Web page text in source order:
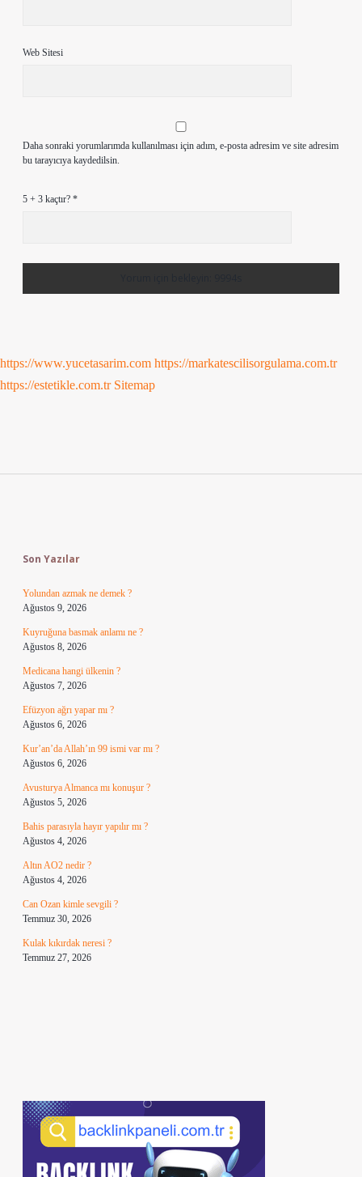
Web Sitesi
Daha sonraki yorumlarımda kullanılması için adım, e-posta adresim ve site adresim
bu tarayıcıya kaydedilsin.
5 + 3 kaçtır? *
https://www.yucetasarim.com https://markatescilisorgulama.com.tr
https://estetikle.com.tr Sitemap
Son Yazılar
Yolundan azmak ne demek ?
Ağustos 9, 2026
Kuyruğuna basmak anlamı ne ?
Ağustos 8, 2026
Medicana hangi ülkenin ?
Ağustos 7, 2026
Efüzyon ağrı yapar mı ?
Ağustos 6, 2026
Kur’an’da Allah’ın 99 ismi var mı ?
Ağustos 6, 2026
Avusturya Almanca mı konuşur ?
Ağustos 5, 2026
Bahis parasıyla hayır yapılır mı ?
Ağustos 4, 2026
Altın AO2 nedir ?
Ağustos 4, 2026
Can Ozan kimle sevgili ?
Temmuz 30, 2026
Kulak kıkırdak neresi ?
Temmuz 27, 2026